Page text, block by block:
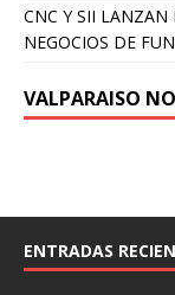
CNC Y SII LANZAN
NEGOCIOS DE
VALPARAISO
ENTRADAS